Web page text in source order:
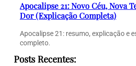
Apocalipse 21: Novo Céu, Nova
Dor (Explicação Completa)
Apocalipse 21: resumo, explicação e
completo.
Posts Recentes: